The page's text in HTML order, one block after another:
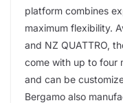
platform combines
maximum flexibility.
and NZ QUATTRO,
come with up to four
and can be
Bergamo also